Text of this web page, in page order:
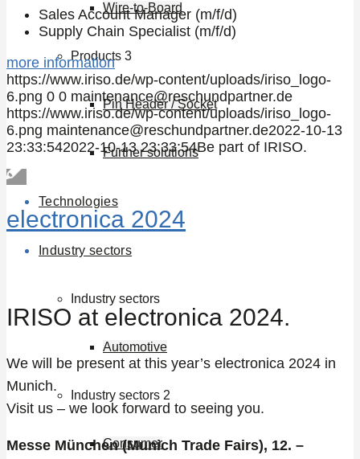
Wire-to-Board
Products 3
Pin Header / Socket
Further solutions
Technologies
Industry sectors
Industry sectors
Automotive
Industry sectors 2
Consumer
Sales Account Manager (m/f/d)
Supply Chain Specialist (m/f/d)
more information
https://www.iriso.de/wp-content/uploads/iriso_logo-
6.png 0 0 maintenance@reschundpartner.de
https://www.iriso.de/wp-content/uploads/iriso_logo-
6.png maintenance@reschundpartner.de2022-10-13
23:33:542022-10-13 23:33:54Be part of IRISO.
electronica 2024
IRISO at electronica 2024.
We will be present at this year’s electronica 2024 in
Munich.
Visit us – we look forward to seeing you.
Messe München (Munich Trade Fairs), 12. –